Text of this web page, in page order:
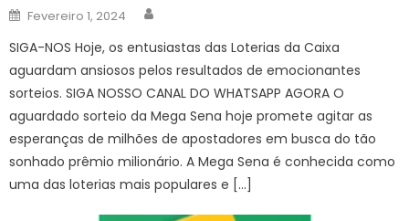
Posted
on
Fevereiro 1, 2024
SIGA-NOS Hoje, os entusiastas das Loterias da Caixa
aguardam ansiosos pelos resultados de emocionantes
sorteios. SIGA NOSSO CANAL DO WHATSAPP AGORA O
aguardado sorteio da Mega Sena hoje promete agitar as
esperanças de milhões de apostadores em busca do tão
sonhado prêmio milionário. A Mega Sena é conhecida como
uma das loterias mais populares e […]